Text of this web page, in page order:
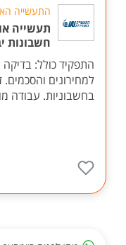
התעשייה
תעשייה
חשבונות
התפקיד כולל:
למחירונים והסכמים.
בחשבוניות. עבודה